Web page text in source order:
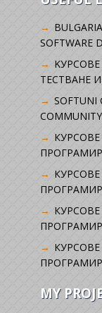
SOFTWARE
ТЕСТВАНЕ И
SOFTUNI
COMMUNITY
КУРСОВЕ
MY